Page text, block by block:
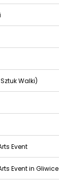
Walki)
Event
Event in Gliwice